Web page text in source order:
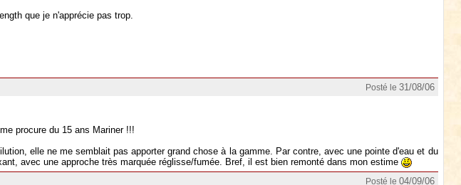
que je n'apprécie pas trop.
Posté le 31/08/06
procure du 15 ans Mariner !!!
elle ne me semblait pas apporter grand chose à la gamme. Par contre, avec une pointe d'eau et du
avec une approche très marquée réglisse/fumée. Bref, il est bien remonté dans mon estime
Posté le 04/09/06